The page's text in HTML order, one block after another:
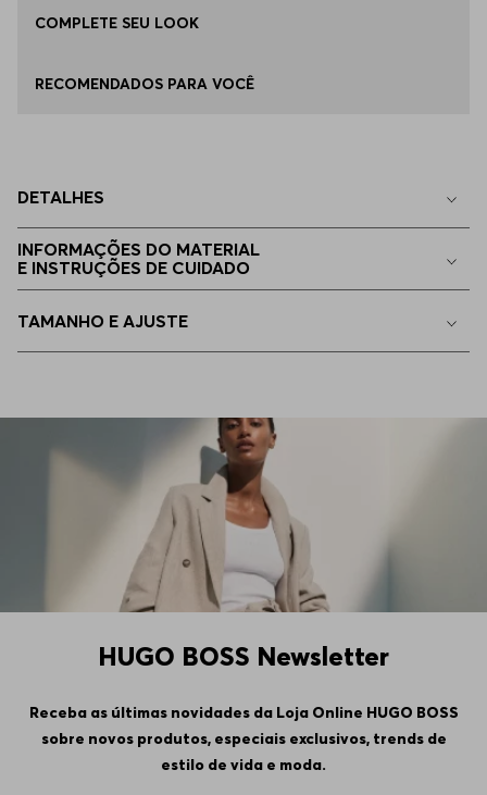
COMPLETE SEU LOOK
RECOMENDADOS PARA VOCÊ
DETALHES
INFORMAÇÕES DO MATERIAL
E INSTRUÇÕES DE CUIDADO
TAMANHO E AJUSTE
HUGO BOSS Newsletter
Receba as últimas novidades da Loja Online HUGO BOSS
sobre novos produtos, especiais exclusivos, trends de
estilo de vida e moda.